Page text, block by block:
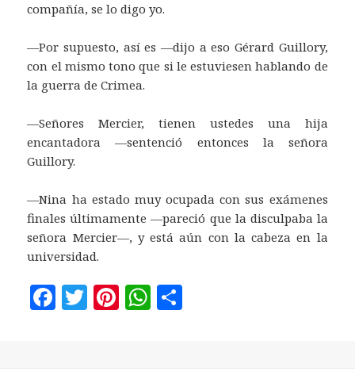
compañía, se lo digo yo.
—Por supuesto, así es —dijo a eso Gérard Guillory,
con el mismo tono que si le estuviesen hablando de
la guerra de Crimea.
—Señores Mercier, tienen ustedes una hija
encantadora —sentenció entonces la señora
Guillory.
—Nina ha estado muy ocupada con sus exámenes
finales últimamente —pareció que la disculpaba la
señora Mercier—, y está aún con la cabeza en la
universidad.
F T Pi W